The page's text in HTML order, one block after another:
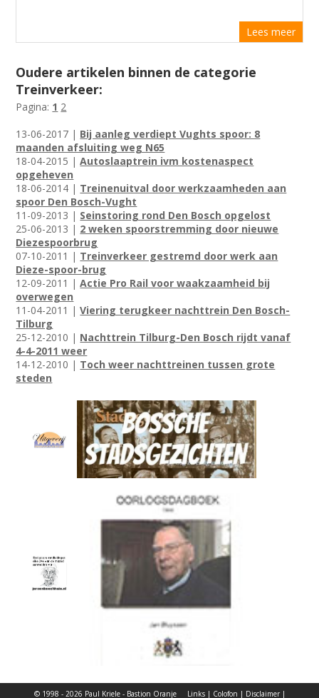
Lees meer
Oudere artikelen binnen de categorie
Treinverkeer:
Pagina: 1 2
13-06-2017 | Bij aanleg verdiept Vughts spoor: 8
maanden afsluiting weg N65
18-04-2015 |Autoslaaptrein ivm kostenaspect
opgeheven
18-06-2014 | Treinenuitval door werkzaamheden aan
spoor Den Bosch-Vught
11-09-2013 | Seinstoring rond Den Bosch opgelost
25-06-2013 | 2 weken spoorstremming door nieuwe
Diezespoorbrug
07-10-2011 | Treinverkeer gestremd door werk aan
Dieze-spoor-brug
12-09-2011 |Actie Pro Rail voor waakzaamheid bij
overwegen
11-04-2011 |Viering terugkeer nachttrein Den Bosch-
Tilburg
25-12-2010 | Nachttrein Tilburg-Den Bosch rijdt vanaf
4-4-2011 weer
14-12-2010 | Toch weer nachttreinen tussen grote
steden
© 1998 - 2026 Paul Kriele - Bastion Oranje Links| Colofon | Disclaimer|